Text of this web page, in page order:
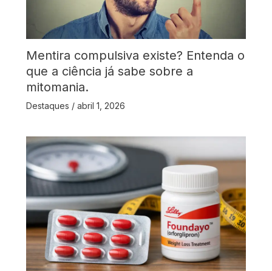
Mentira compulsiva existe? Entenda o
que a ciência já sabe sobre a
mitomania.
Destaques / abril 1, 2026